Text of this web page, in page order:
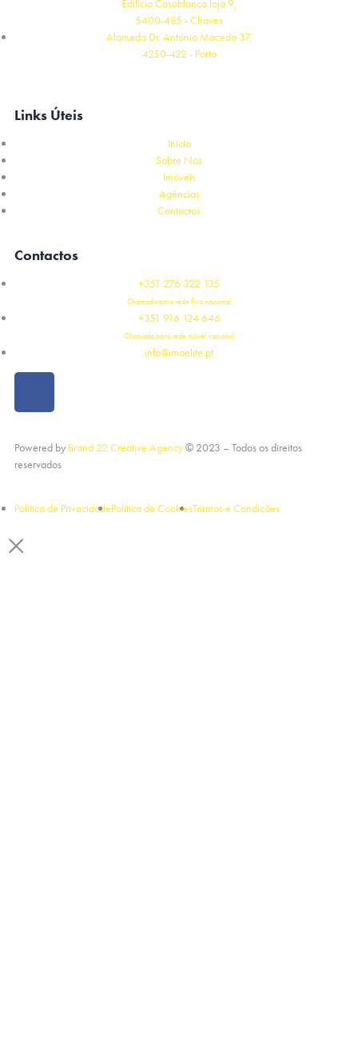
Edifício Casablanca loja 9,
5400-485 - Chaves
Alameda Dr. António Macedo 37,
4250-422 - Porto
Links Úteis
Início
Sobre Nós
Imóveis
Agências
Contactos
Contactos
+351 276 322 135
Chamada para rede fixa nacional
+351 916 124 646
Chamada para rede móvel nacional
info@imoelite.pt
Powered by Brand 22 Creative Agency© 2023 – Todos os direitos
reservados
Política de PrivacidadePolítica de CookiesTermos e Condições